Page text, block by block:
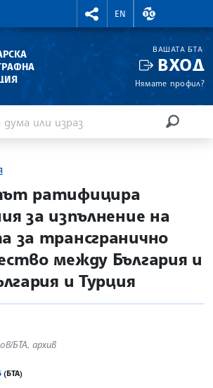
RIGHTMENU.SOCIAL
EN
ВАЛУТНИ
ВАШАТА БТА
ВХОД
Нямате профил?
ратифицира
за изпълнение на
за трансгранично
между България и
и Турция
БТА, архив
(БТА)